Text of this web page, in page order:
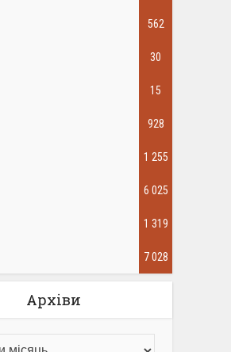
562
30
15
928
1 255
6 025
1 319
7 028
Архіви